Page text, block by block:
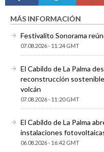
MÁS INFORMACIÓN
Festivalito Sonorama
07.08.2026 - 11:24 GMT
El Cabildo de La Palma
reconstrucción
volcán
07.08.2026 - 11:20 GMT
El Cabildo de La Palma
instalaciones
06.08.2026 - 16:42 GMT